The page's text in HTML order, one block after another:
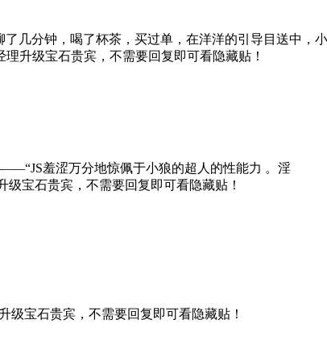
几分钟，喝了杯茶，买过单，在洋洋的引导目送中，小
升级宝石贵宾，不需要回复即可看隐藏贴！
羞涩万分地惊佩于小狼的超人的性能力 。淫
宝石贵宾，不需要回复即可看隐藏贴！
级宝石贵宾，不需要回复即可看隐藏贴！